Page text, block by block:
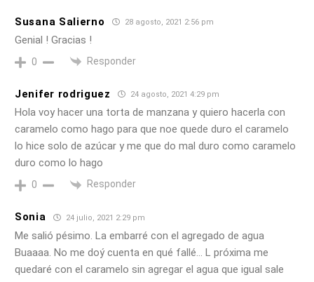
Susana Salierno 28 agosto, 2021 2:56 pm
Genial ! Gracias !
0 Responder
Jenifer rodriguez 24 agosto, 2021 4:29 pm
Hola voy hacer una torta de manzana y quiero hacerla con
caramelo como hago para que noe quede duro el caramelo
lo hice solo de azúcar y me que do mal duro como caramelo
duro como lo hago
0 Responder
Sonia 24 julio, 2021 2:29 pm
Me salió pésimo. La embarré con el agregado de agua
Buaaaa. No me doý cuenta en qué fallé… L próxima me
quedaré con el caramelo sin agregar el agua que igual sale